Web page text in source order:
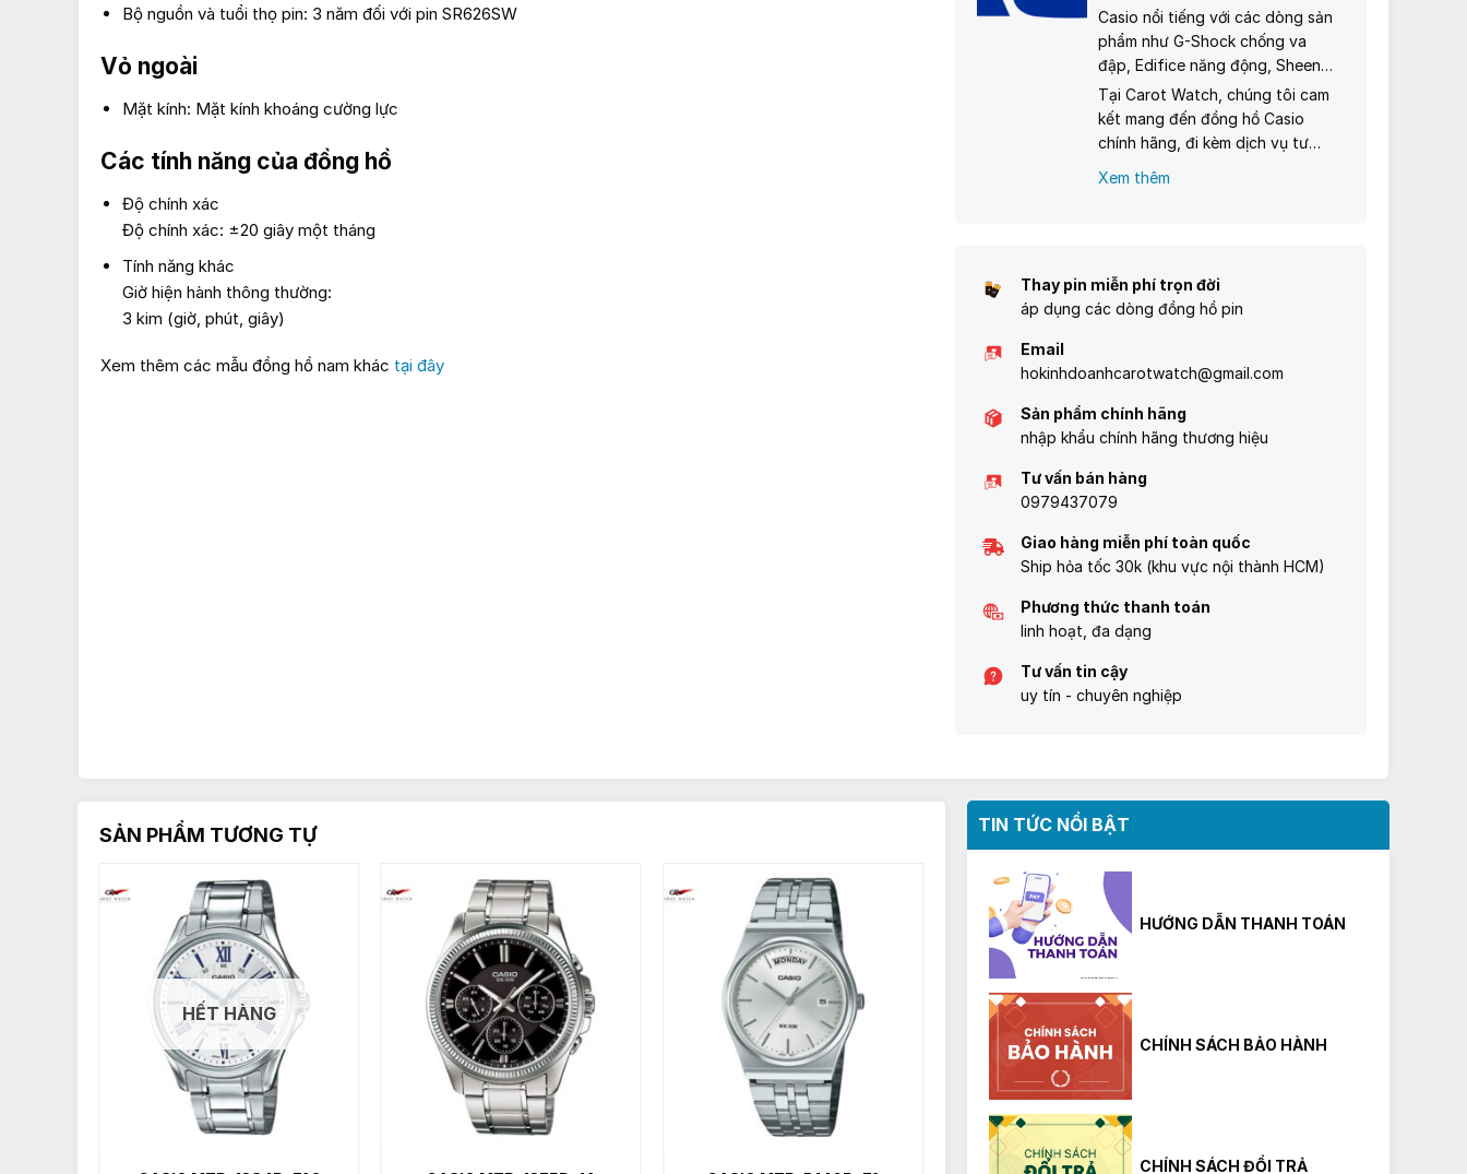
Bộ nguồn và tuổi thọ pin: 3 năm đối với pin SR626SW
Vỏ ngoài
Mặt kính: Mặt kính khoáng cường lực
Các tính năng của đồng hồ
Độ chính xác
Độ chính xác: ±20 giây một tháng
Tính năng khác
Giờ hiện hành thông thường:
3 kim (giờ, phút, giây)
Xem thêm các mẫu đồng hồ nam khác tại đây
sáng tạo trong ngành đồng hồ.
Từ chiếc đồng hồ điện tử đầu
tiên Casiotron năm 1974, Casio
những sản phẩm chất lượng với
giá cả phải chăng, phù hợp cho
mọi đối tượng từ học sinh, sinh
viên đến người trưởng thành.
Casio nổi tiếng với các dòng sản
phẩm như G-Shock chống va
đập, Edifice năng động, Sheen
sang trọng dành cho phái nữ, và
đặc biệt là dòng Vintage với
phong cách cổ điển, thời
Casio đều được đảm bảo nguồn
năng chống nước và độ bền
vượt trội.
Tại Carot Watch, chúng tôi cam
kết mang đến đồng hồ Casio
chính hãng, đi kèm dịch vụ tư
Xem thêm
Thay pin miễn phí trọn đời
áp dụng các dòng đồng hồ pin
Email
hokinhdoanhcarotwatch@gmail.com
Sản phẩm chính hãng
nhập khẩu chính hãng thương hiệu
Tư vấn bán hàng
0979437079
Giao hàng miễn phí toàn quốc
Ship hỏa tốc 30k (khu vực nội thành HCM)
Phương thức thanh toán
linh hoạt, đa dạng
Tư vấn tin cậy
uy tín - chuyên nghiệp
SẢN PHẨM TƯƠNG TỰ
HẾT HÀNG
TIN TỨC NỔI BẬT
HƯỚNG DẪN THANH TOÁN
CHÍNH SÁCH BẢO HÀNH
CHÍNH SÁCH ĐỔI TRẢ